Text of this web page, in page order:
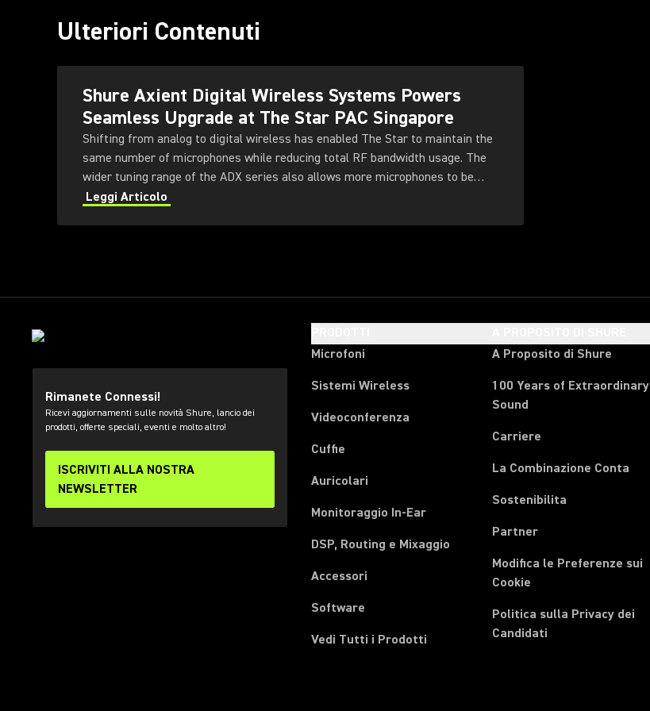
Ulteriori Contenuti
Shure Axient Digital Wireless Systems Powers
Seamless Upgrade at The Star PAC Singapore
Shifting from analog to digital wireless has enabled The Star to maintain the
same number of microphones while reducing total RF bandwidth usage. The
wider tuning range of the ADX series also allows more microphones to be
deployed simultaneously — offering greater flexibility for future productions.
Leggi Articolo
Rimanete Connessi!
Ricevi aggiornamenti sulle novità Shure, lancio dei
prodotti, offerte speciali, eventi e molto altro!
ISCRIVITI ALLA NOSTRA
NEWSLETTER
Microfoni
Sistemi Wireless
Videoconferenza
Cuffie
Auricolari
Monitoraggio In-Ear
DSP, Routing e Mixaggio
Accessori
Software
Vedi Tutti i Prodotti
A Proposito di Shure
100 Years of Extraordinary
Sound
Carriere
La Combinazione Conta
Sostenibilita
Partner
Modifica le Preferenze sui
Cookie
Politica sulla Privacy dei
Candidati